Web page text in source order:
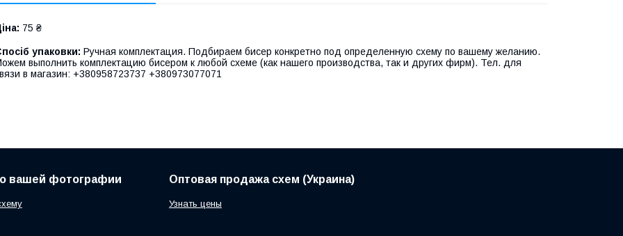
75 ₴
упаковки: Ручная комплектация. Подбираем бисер конкретно под определенную схему по вашему желанию.
выполнить комплектацию бисером к любой схеме (как нашего производства, так и других фирм). Тел. для
в магазин: +380958723737 +380973077071
вашей фотографии Оптовая продажа схем (Украина)
Узнать цены